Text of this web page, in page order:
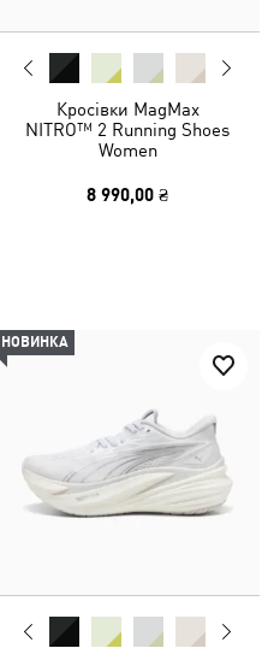
Кросівки MagMax
NITRO™ 2 Running Shoes
Women
8 990,00 ₴
НОВИНКА